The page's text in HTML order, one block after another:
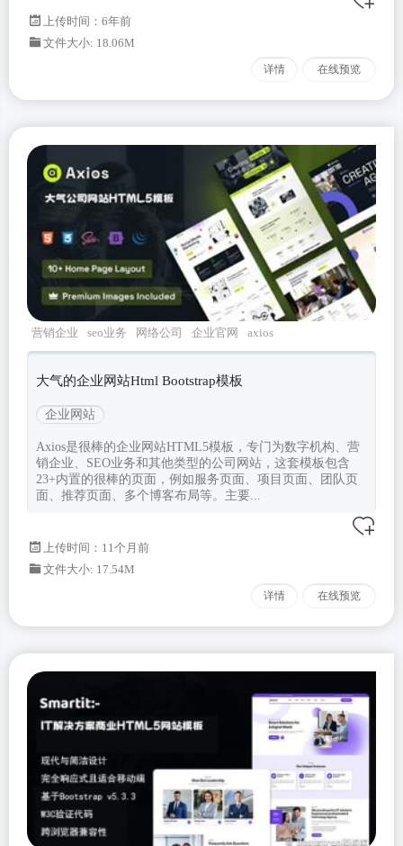
上传时间：6年前
文件大小: 18.06M
详情 在线预览
营销企业 seo业务 网络公司 企业官网 axios
大气的企业网站Html Bootstrap模板
企业网站
Axios是很棒的企业网站HTML5模板，专门为数字机构、营
销企业、SEO业务和其他类型的公司网站，这套模板包含
23+内置的很棒的页面，例如服务页面、项目页面、团队页
面、推荐页面、多个博客布局等。主要...
上传时间：11个月前
文件大小: 17.54M
详情 在线预览